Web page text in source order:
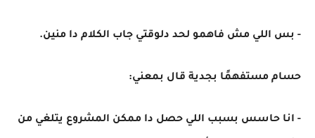
- بس اللي مش فاهمو لحد دلوقتي جاب الكلام دا منين.
حسام مستفهمًا بجدية قال بمعني:
- انا حاسس بسبب اللي حصل دا ممكن المشروع يتلغي من